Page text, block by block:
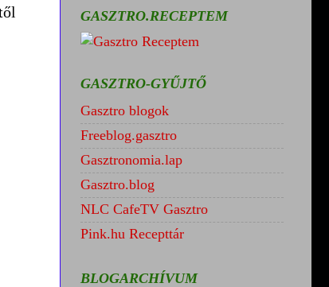
GASZTRO.RECEPTEM
GASZTRO-GYŰJTŐ
Gasztro blogok
Freeblog.gasztro
Gasztronomia.lap
Gasztro.blog
NLC CafeTV Gasztro
Pink.hu Recepttár
BLOGARCHÍVUM